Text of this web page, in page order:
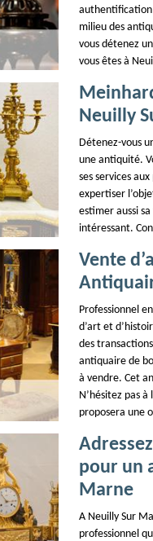
authentification
milieu des
vous détenez
vous êtes à
Neuilly
Détenez-vous
une antiquité.
ses services
expertiser
estimer aussi
intéressant.
Vente
Professionnel
d’art et
des
antiquaire de
à vendre. Cet
N’hésitez pas
proposera une
pour un
Marne
A Neuilly Sur
professionnel